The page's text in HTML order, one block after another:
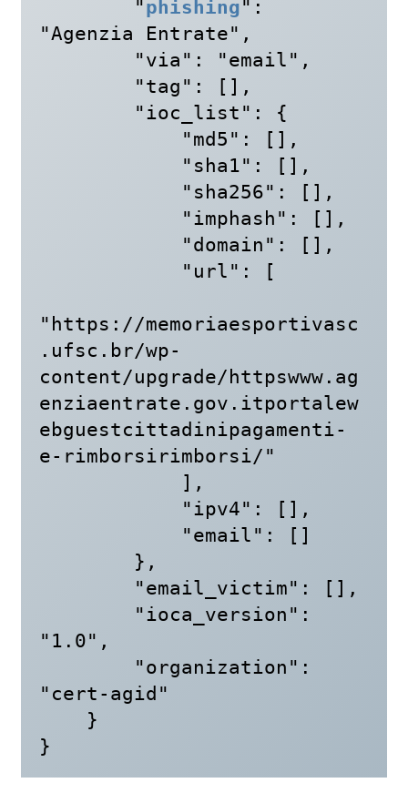
        "
phishing":
"Agenzia Entrate",
"https://memoriaesportivasc
.ufsc.br/wp-
content/upgrade/httpswww.ag
enziaentrate.gov.itportalew
ebguestcittadinipagamenti-
e-rimborsirimborsi/"
"1.0",
"cert-agid"
}